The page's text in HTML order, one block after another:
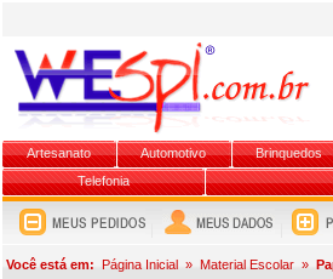
Artesanato Automotivo Brinquedos
Telefonia
Você está em: Página Inicial » Material Escolar »